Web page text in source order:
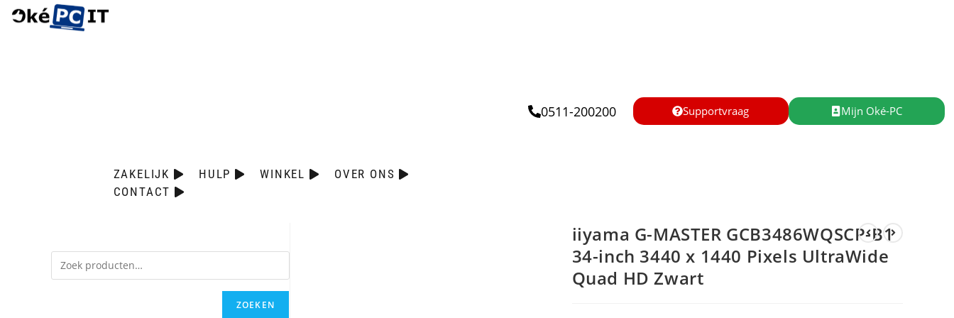
ZAKELIJK HULP WINKEL
OVER ONS
CONTACT
0511-200200 Supportvraag Mijn Oké-PC
iiyama G-MASTER GCB3486WQSCP-B1
34-inch 3440 x 1440 Pixels UltraWide
Quad HD Zwart
ZOEKEN